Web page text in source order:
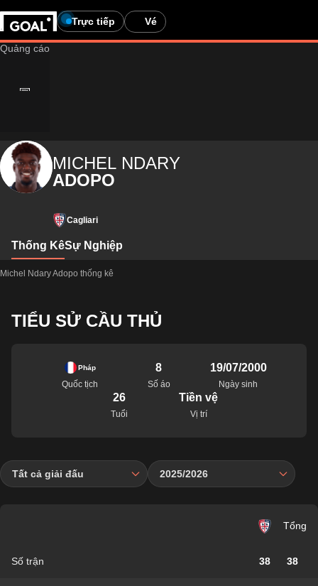
Trực tiếp Vé
MICHEL NDARY
ADOPO
Cagliari
Thống KêSự Nghiệp
Michel Ndary Adopo thống kê
TIỂU SỬ CẦU THỦ
Pháp
Quốc tịch
8
Số áo
19/07/2000
Ngày sinh
26
Tuổi
Tiền vệ
Vị trí
Tất cả giải đấu 2025/2026
Tổng
Số trận 38 38